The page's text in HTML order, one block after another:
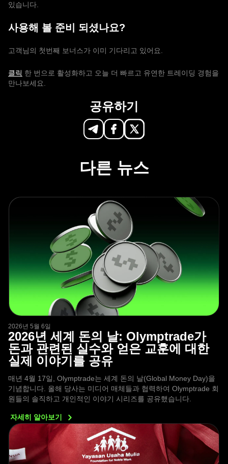
있습니다.
사용해 볼 준비 되셨나요?
고객님의 첫번째 보너스가 이미 기다리고 있어요.
클릭 한 번으로 활성화하고 오늘 더 빠르고 유연한 트레이딩 경험을
만나보세요.
공유하기
다른 뉴스
2026년 5월 6일
2026년 세계 돈의 날: Olymptrade가
돈과 관련된 실수와 얻은 교훈에 대한
실제 이야기를 공유
매년 4월 17일, Olymptrade는 세계 돈의 날(Global Money Day)을
기념합니다. 올해 당사는 미디어 매체들과 협력하여 Olymptrade 회
원들의 솔직하고 개인적인 이야기 시리즈를 공유했습니다.
자세히 알아보기